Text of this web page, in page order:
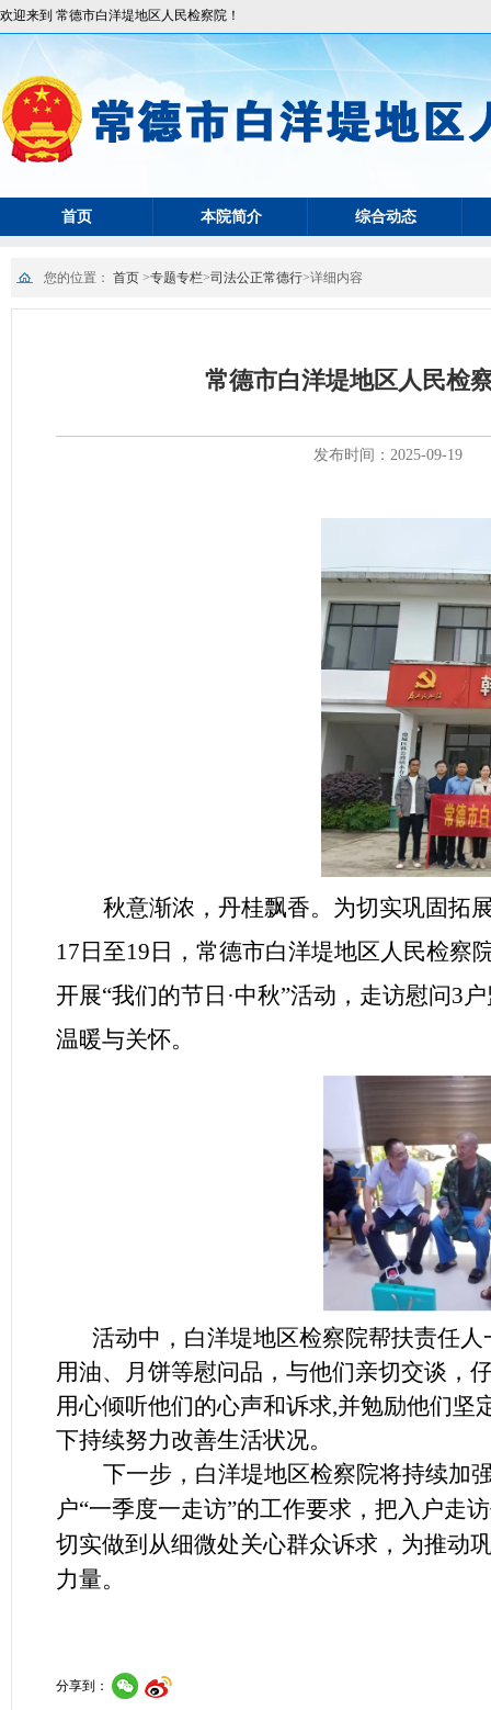
欢迎来到 常德市白洋堤地区人民检察院！
首页 本院简介 综合动态
您的位置： 首页 >专题专栏>司法公正常德行>详细内容
常德市白洋堤地区人民检
发布时间：2025-09-19
秋意渐浓，丹桂飘香。为切实巩固拓
17日至19日， 常德市白洋堤地区人民检察
开展“我们的节日·中秋”活动，走访慰问3
温暖与关怀。
活动中，白洋堤地区检察院帮扶责任人
用油、月饼等慰问品，与他们亲切交谈，
用心倾听他们的心声和诉求,并勉励他们
下持续努力改善生活状况。
下一步，白洋堤地区检察院将持续加
户“一季度一走访”的工作要求，把入户走
切实做到从细微处关心群众诉求，为推动
力量。
分享到：